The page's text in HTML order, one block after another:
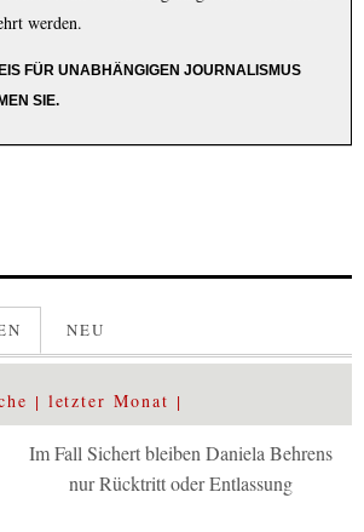
werden.
FÜR UNABHÄNGIGEN JOURNALISMUS
SIE.
NEU
letzter Monat
Im Fall Sichert bleiben Daniela Behrens
nur Rücktritt oder Entlassung